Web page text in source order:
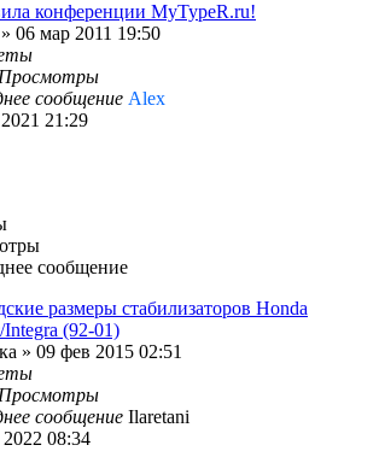
конференции MyTypeR.ru!
» 06 мар 2011 19:50
сообщение Alex
21:29
сообщение
размеры стабилизаторов Honda
(92-01)
» 09 фев 2015 02:51
сообщение Ilaretani
08:34